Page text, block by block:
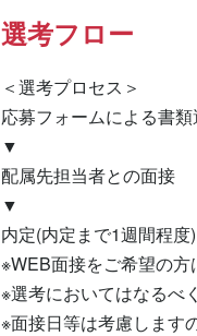
選考フロー
＜選考プロセス＞
応募フォームによる書
▼
配属先担当者との面接
▼
内定(内定まで1週間程度)
※WEB面接をご希望の方
※選考においてはなるべ
※面接日等は考慮します